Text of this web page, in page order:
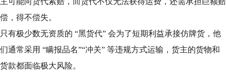
偿，得不偿失。
只有极少数无资质的 “黑货代” 会为了短期利益承接仿牌货，他
们通常采用 “瞒报品名”“冲关” 等违规方式运输，货主的货物和
货款都面临极大风险。